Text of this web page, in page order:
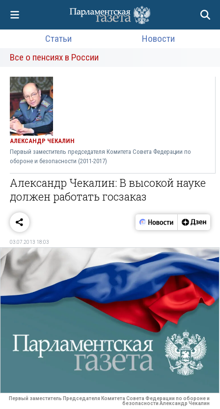
Статьи
Новости
Все о пенсиях в России
АЛЕКСАНДР ЧЕКАЛИН
Первый заместитель председателя Комитета Совета Федерации по
обороне и безопасности (2011-2017)
Александр Чекалин: В высокой науке
должен работать госзаказ
03.07.2013 18:03
Первый заместитель Председателя Комитета Совета Федерации по обороне и
безопасности Александр Чекалин